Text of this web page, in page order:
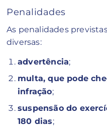
Penalidades
As penalidades
diversas:
advertência;
multa, que pode
infração;
suspensão do
180 dias;